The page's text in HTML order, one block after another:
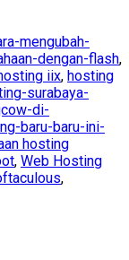
mengubah-
dengan-flash,
iix, hosting
surabaya-
di-
baru-baru-ini-
hosting
, Web Hosting
,